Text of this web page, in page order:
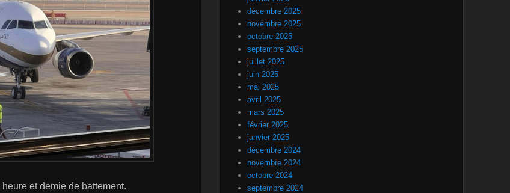
et demie de battement.
décembre 2025
novembre 2025
octobre 2025
septembre 2025
juillet 2025
juin 2025
mai 2025
avril 2025
mars 2025
février 2025
janvier 2025
décembre 2024
novembre 2024
octobre 2024
septembre 2024